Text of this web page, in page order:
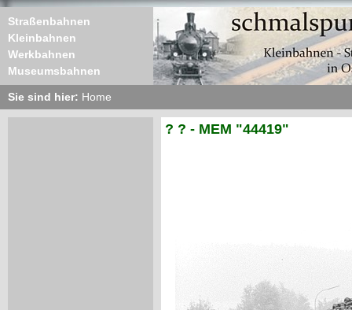
Straßenbahnen
Kleinbahnen
Werkbahnen
Museumsbahnen
Sie sind hier: Home
? ? - MEM "44419"